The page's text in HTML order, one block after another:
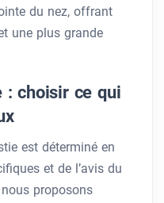
du nez, offrant
une plus grande
: choisir ce qui
est déterminé en
et de l’avis du
proposons